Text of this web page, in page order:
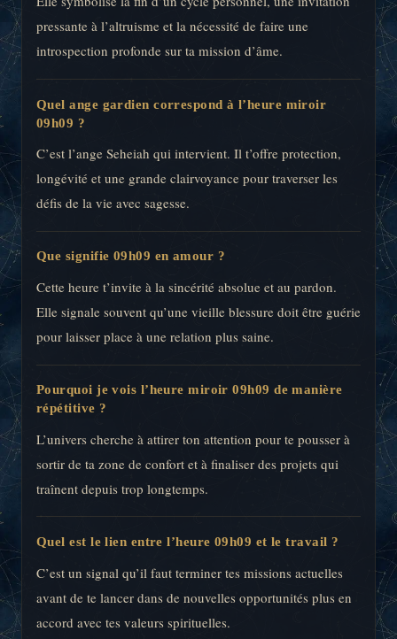
pressante à l’altruisme et la nécessité de faire une
introspection profonde sur ta mission d’âme.
Quel ange gardien correspond à l’heure miroir
09h09 ?
C’est l’ange Seheiah qui intervient. Il t’offre protection,
longévité et une grande clairvoyance pour traverser les
défis de la vie avec sagesse.
Que signifie 09h09 en amour ?
Cette heure t’invite à la sincérité absolue et au pardon.
Elle signale souvent qu’une vieille blessure doit être guérie
pour laisser place à une relation plus saine.
Pourquoi je vois l’heure miroir 09h09 de manière
répétitive ?
L’univers cherche à attirer ton attention pour te pousser à
sortir de ta zone de confort et à finaliser des projets qui
traînent depuis trop longtemps.
Quel est le lien entre l’heure 09h09 et le travail ?
C’est un signal qu’il faut terminer tes missions actuelles
avant de te lancer dans de nouvelles opportunités plus en
accord avec tes valeurs spirituelles.